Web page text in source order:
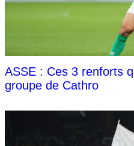
ASSE : Ces 3 renforts
groupe de Cathro